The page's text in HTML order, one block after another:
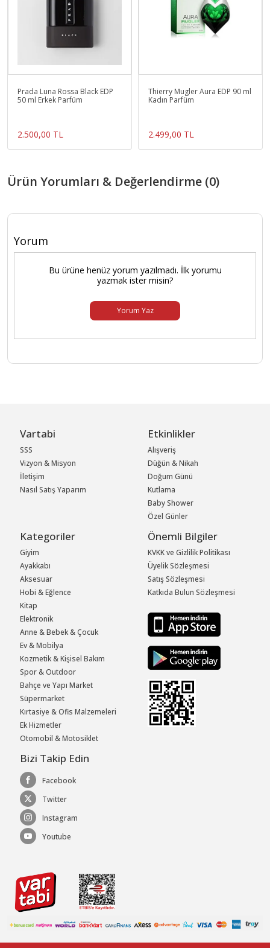
Prada Luna Rossa Black EDP
50 ml Erkek Parfüm
2.500,00 TL
Thierry Mugler Aura EDP 90 ml
Kadın Parfüm
2.499,00 TL
Ürün Yorumları & Değerlendirme (0)
Yorum
Bu ürüne henüz yorum yazılmadı. İlk yorumu
yazmak ister misin?
Yorum Yaz
Vartabi
SSS
Vizyon & Misyon
İletişim
Nasıl Satış Yaparım
Etkinlikler
Alışveriş
Düğün & Nikah
Doğum Günü
Kutlama
Baby Shower
Özel Günler
Kategoriler
Giyim
Ayakkabı
Aksesuar
Hobi & Eğlence
Kitap
Elektronik
Anne & Bebek & Çocuk
Ev & Mobilya
Kozmetik & Kişisel Bakım
Spor & Outdoor
Bahçe ve Yapı Market
Süpermarket
Kırtasiye & Ofis Malzemeleri
Ek Hizmetler
Otomobil & Motosiklet
Önemli Bilgiler
KVKK ve Gizlilik Politikası
Üyelik Sözleşmesi
Satış Sözleşmesi
Katkıda Bulun Sözleşmesi
Bizi Takip Edin
Facebook
Twitter
Instagram
Youtube